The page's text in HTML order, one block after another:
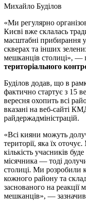
Михайло Буділов
«Ми регулярно
Києві вже склалась
масштабні прибирання
скверах та інших
мешканців столиці», —
територіального
Буділов додав, що в
фактично стартує з 15
вересня охопить всі
вказані на веб-сайті
райдержадміністрацій.
«Всі кияни можуть
території, яка їх
кількість учасників
місячника — тоді
столиці. Ми розробили
кожного району та
заснованого на реакції
мешканців», —